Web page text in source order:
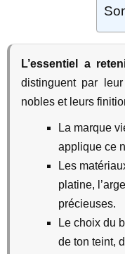
L’essentiel a
distinguent par
nobles et leurs
La marque
applique ce
Les
platine,
précieuses.
Le choix du
de ton teint,